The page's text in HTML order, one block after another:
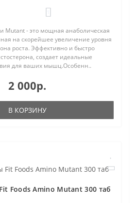
Mutant - это мощная анаболическая
на скорейшее увеличение уровня
роста. Эффективно и быстро
создает идеальные
для ваших мышц.Особенн..
2 000р.
В КОРЗИНУ
Foods Amino Mutant 300 таб